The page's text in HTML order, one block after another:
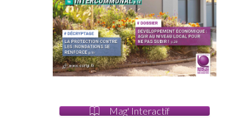
Mag' Interactif